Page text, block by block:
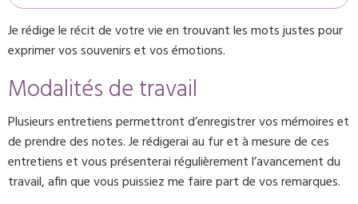
Je rédige le récit de votre vie en trouvant les mots justes pour
exprimer vos souvenirs et vos émotions.
Modalités de travail
Plusieurs entretiens permettront d’enregistrer vos mémoires et
de prendre des notes. Je rédigerai au fur et à mesure de ces
entretiens et vous présenterai régulièrement l’avancement du
travail, afin que vous puissiez me faire part de vos remarques.